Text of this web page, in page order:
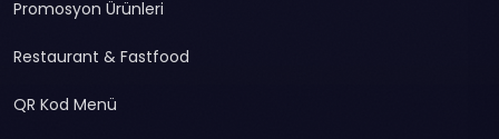
Promosyon Ürünleri
Restaurant & Fastfood
QR Kod Menü